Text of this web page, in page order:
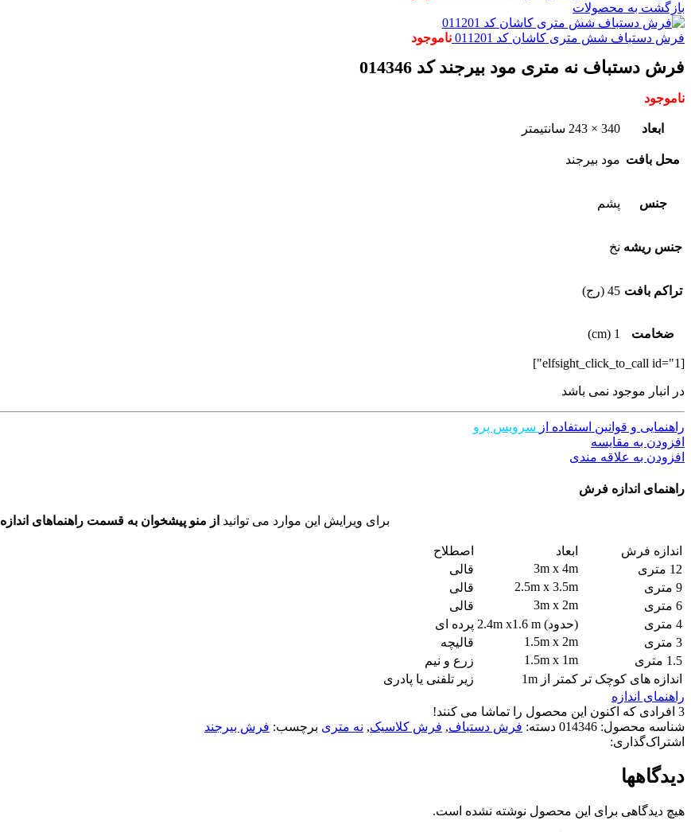
بازگشت به محصولات
فرش دستباف شش متری کاشان کد 011201 ناموجود
فرش دستباف نه متری مود بیرجند کد 014346
ناموجود
ابعاد 340 × 243 سانتیمتر
محل بافت مود بیرجند
جنس پشم
جنس ریشه نخ
تراکم بافت 45 (رج)
ضخامت 1 (cm)
[elfsight_click_to_call id="1"]
در انبار موجود نمی باشد
راهنمایی و قوانین استفاده از سرویس پرو
افزودن به مقایسه
افزودن به علاقه مندی
راهنمای اندازه فرش
برای ویرایش این موارد می توانید از منو پیشخوان به قسمت راهنماهای اندازه
اندازه فرش ابعاد
اصطلاح
12 متری
3m x 4m
قالی
9 متری
2.5m x 3.5m
قالی
6 متری
3m x 2m
قالی
4 متری
(حدود) 2.4m x1.6 m
پرده ای
3 متری
1.5m x 2m
قالیچه
1.5 متری
1.5m x 1m
زرع و نیم
اندازه های کوچک تر کمتر از 1m
زیر تلفنی یا پادری
راهنمای اندازه
3 افرادی که اکنون این محصول را تماشا می کنند!
شناسه محصول: 014346 دسته: فرش دستباف, فرش کلاسیک, نه متری برچسب: فرش بیرجند
اشتراک‌گذاری:
دیدگاهها
هیچ دیدگاهی برای این محصول نوشته نشده است.